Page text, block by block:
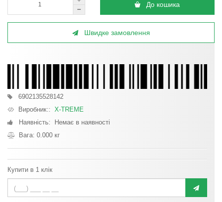
До кошика
Швидке замовлення
6902135528142
Виробник:: X-TREME
Наявність: Немає в наявності
Вага: 0.000 кг
Купити в 1 клік